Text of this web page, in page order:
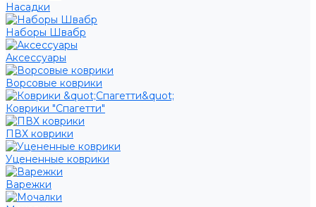
Насадки
Наборы Швабр
Аксессуары
Ворсовые коврики
Коврики "Спагетти"
ПВХ коврики
Уцененные коврики
Варежки